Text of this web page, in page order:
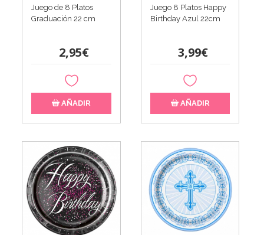
Juego de 8 Platos
Graduación 22 cm
2,95€
AÑADIR
Juego 8 Platos Happy
Birthday Azul 22cm
3,99€
AÑADIR